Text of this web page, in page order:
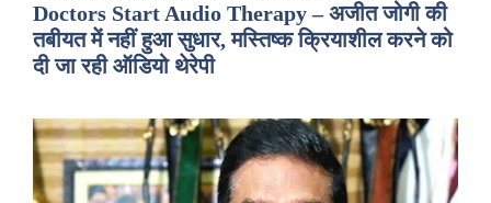
Doctors Start Audio Therapy – अजीत जोगी की
तबीयत में नहीं हुआ सुधार, मस्तिष्क क्रियाशील करने को
दी जा रही ऑडियो थेरेपी